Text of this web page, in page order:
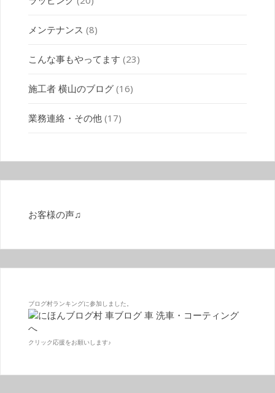
メンテナンス (8)
こんな事もやってます (23)
施工者 横山のブログ(16)
業務連絡・その他(17)
お客様の声♫
ブログ村ランキングに参加しました。
クリック応援をお願いします♪